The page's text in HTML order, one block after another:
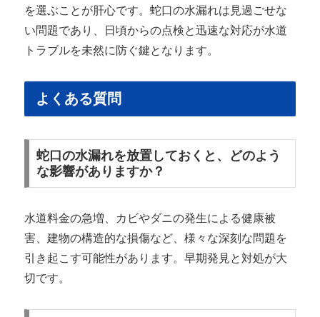
を選ぶことが肝心です。蛇口の水漏れは見過ごせな
い問題であり、日頃からの点検と迅速な対応が水道
トラブルを未然に防ぐ鍵となります。
よくある質問
蛇口の水漏れを放置しておくと、どのよう
な影響がありますか？
水道料金の急増、カビやダニの発生による健康被
害、建物の構造的な損傷など、様々な深刻な問題を
引き起こす可能性があります。早期発見と対処が大
切です。